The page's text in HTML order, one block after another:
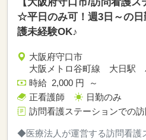
【大阪府守口市/訪問看護
☆平日のみ可！週3日～の日
護未経験OK♪
大阪府守口市
大阪メトロ谷町線 大日駅
時給 2,000 円 ～
正看護師
日勤のみ
訪問看護ステーションでの
◆医療法人が運営する訪問看護